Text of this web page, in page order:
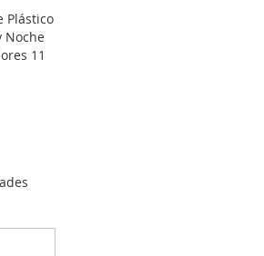
Plástico
Noche
11